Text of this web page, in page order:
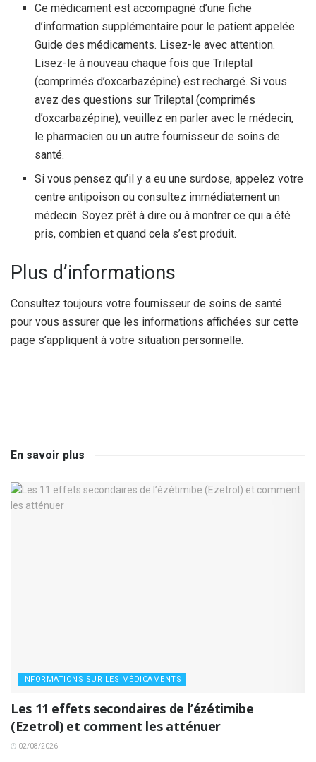
Ce médicament est accompagné d’une fiche
d’information supplémentaire pour le patient appelée
Guide des médicaments. Lisez-le avec attention.
Lisez-le à nouveau chaque fois que Trileptal
(comprimés d’oxcarbazépine) est rechargé. Si vous
avez des questions sur Trileptal (comprimés
d’oxcarbazépine), veuillez en parler avec le médecin,
le pharmacien ou un autre fournisseur de soins de
santé.
Si vous pensez qu’il y a eu une surdose, appelez votre
centre antipoison ou consultez immédiatement un
médecin. Soyez prêt à dire ou à montrer ce qui a été
pris, combien et quand cela s’est produit.
Plus d’informations
Consultez toujours votre fournisseur de soins de santé
pour vous assurer que les informations affichées sur cette
page s’appliquent à votre situation personnelle.
En savoir plus
INFORMATIONS SUR LES MÉDICAMENTS
Les 11 effets secondaires de l’ézétimibe
(Ezetrol) et comment les atténuer
02/08/2026